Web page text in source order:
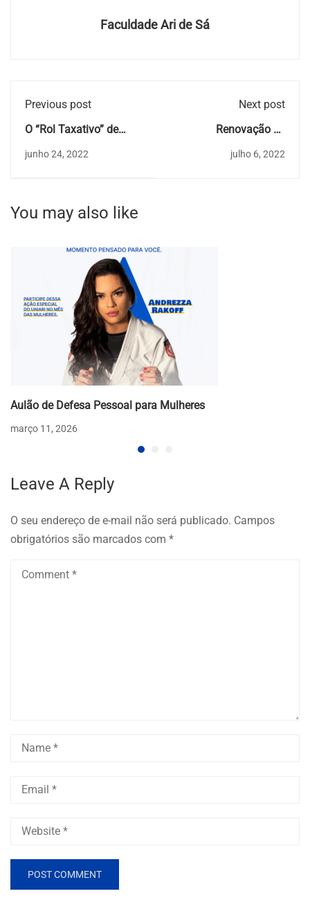
Faculdade Ari de Sá
Previous post
O “Rol Taxativo” de
Reserva do Possível ou
junho 24, 2022
Next post
Renovação de
julho 6, 2022
You may also like
Aulão de Defesa Pessoal para Mulheres
março 11, 2026
Leave A Reply
O seu endereço de e-mail não será publicado. Campos
obrigatórios são marcados com *